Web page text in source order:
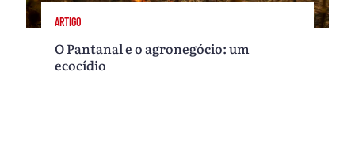
ARTIGO
O Pantanal e o agronegócio: um
ecocídio